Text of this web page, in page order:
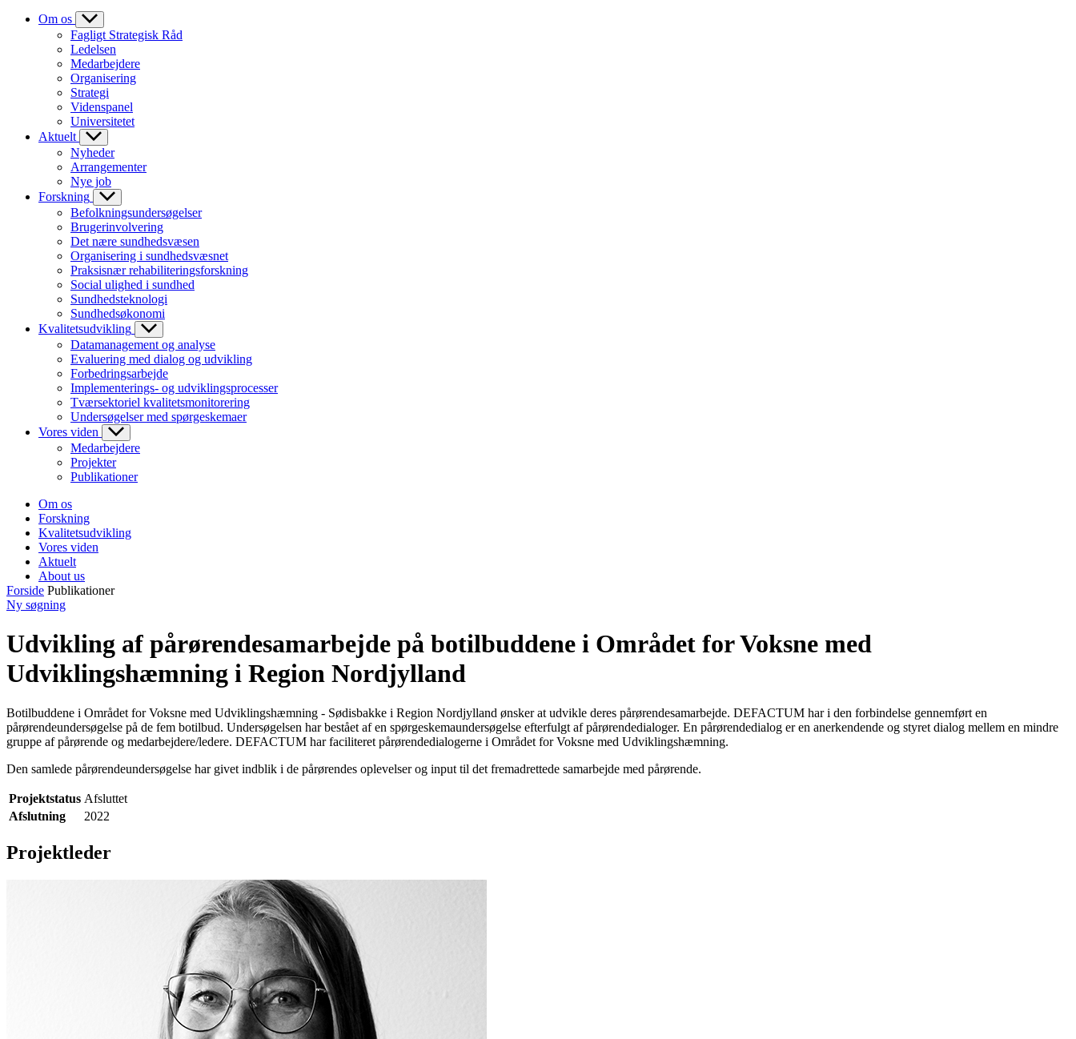
Om os
Fagligt Strategisk Råd
Ledelsen
Medarbejdere
Organisering
Strategi
Videnspanel
Universitetet
Aktuelt
Nyheder
Arrangementer
Nye job
Forskning
Befolkningsundersøgelser
Brugerinvolvering
Det nære sundhedsvæsen
Organisering i sundhedsvæsnet
Praksisnær rehabiliteringsforskning
Social ulighed i sundhed
Sundhedsteknologi
Sundhedsøkonomi
Kvalitetsudvikling
Datamanagement og analyse
Evaluering med dialog og udvikling
Forbedringsarbejde
Implementerings- og udviklingsprocesser
Tværsektoriel kvalitetsmonitorering
Undersøgelser med spørgeskemaer
Vores viden
Medarbejdere
Projekter
Publikationer
Om os
Forskning
Kvalitetsudvikling
Vores viden
Aktuelt
About us
Forside Publikationer
Ny søgning
Udvikling af pårørendesamarbejde på botilbuddene i Området for Voksne med
Udviklingshæmning i Region Nordjylland
Botilbuddene i Området for Voksne med Udviklingshæmning - Sødisbakke i Region Nordjylland ønsker at udvikle deres pårørendesamarbejde. DEFACTUM har i den forbindelse gennemført en
pårørendeundersøgelse på de fem botilbud. Undersøgelsen har bestået af en spørgeskemaundersøgelse efterfulgt af pårørendedialoger. En pårørendedialog er en anerkendende og styret dialog mellem en mindre
gruppe af pårørende og medarbejdere/ledere. DEFACTUM har faciliteret pårørendedialogerne i Området for Voksne med Udviklingshæmning.
Den samlede pårørendeundersøgelse har givet indblik i de pårørendes oplevelser og input til det fremadrettede samarbejde med pårørende.
Projektstatus Afsluttet
Afslutning
2022
Projektleder